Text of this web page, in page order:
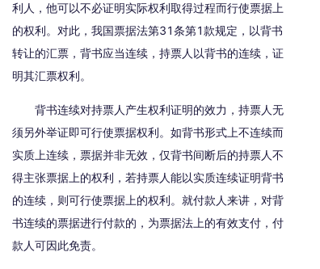
利人，他可以不必证明实际权利取得过程而行使票据上
的权利。对此，我国票据法第31条第1款规定，以背书
转让的汇票，背书应当连续，持票人以背书的连续，证
明其汇票权利。
背书连续对持票人产生权利证明的效力，持票人无
须另外举证即可行使票据权利。如背书形式上不连续而
实质上连续，票据并非无效，仅背书间断后的持票人不
得主张票据上的权利，若持票人能以实质连续证明背书
的连续，则可行使票据上的权利。就付款人来讲，对背
书连续的票据进行付款的，为票据法上的有效支付，付
款人可因此免责。